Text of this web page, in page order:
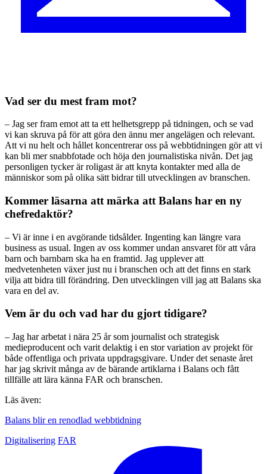
Vad ser du mest fram mot?
– Jag ser fram emot att ta ett helhetsgrepp på tidningen, och se vad
vi kan skruva på för att göra den ännu mer angelägen och relevant.
Att vi nu helt och hållet koncentrerar oss på webbtidningen gör att vi
kan bli mer snabbfotade och höja den journalistiska nivån. Det jag
personligen tycker är roligast är att knyta kontakter med alla de
människor som på olika sätt bidrar till utvecklingen av branschen.
Kommer läsarna att märka att Balans har en ny
chefredaktör?
– Vi är inne i en avgörande tidsålder. Ingenting kan längre vara
business as usual. Ingen av oss kommer undan ansvaret för att våra
barn och barnbarn ska ha en framtid. Jag upplever att
medvetenheten växer just nu i branschen och att det finns en stark
vilja att bidra till förändring. Den utvecklingen vill jag att Balans ska
vara en del av.
Vem är du och vad har du gjort tidigare?
– Jag har arbetat i nära 25 år som journalist och strategisk
medieproducent och varit delaktig i en stor variation av projekt för
både offentliga och privata uppdragsgivare. Under det senaste året
har jag skrivit många av de bärande artiklarna i Balans och fått
tillfälle att lära känna FAR och branschen.
Läs även:
Balans blir en renodlad webbtidning
Digitalisering FAR